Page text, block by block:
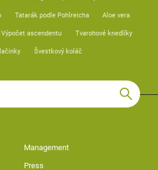
Tatarák podle Pohlreicha Aloe vera
Výpočet ascendentu Tvarohové knedlíky
Švestkový koláč
Management
Press